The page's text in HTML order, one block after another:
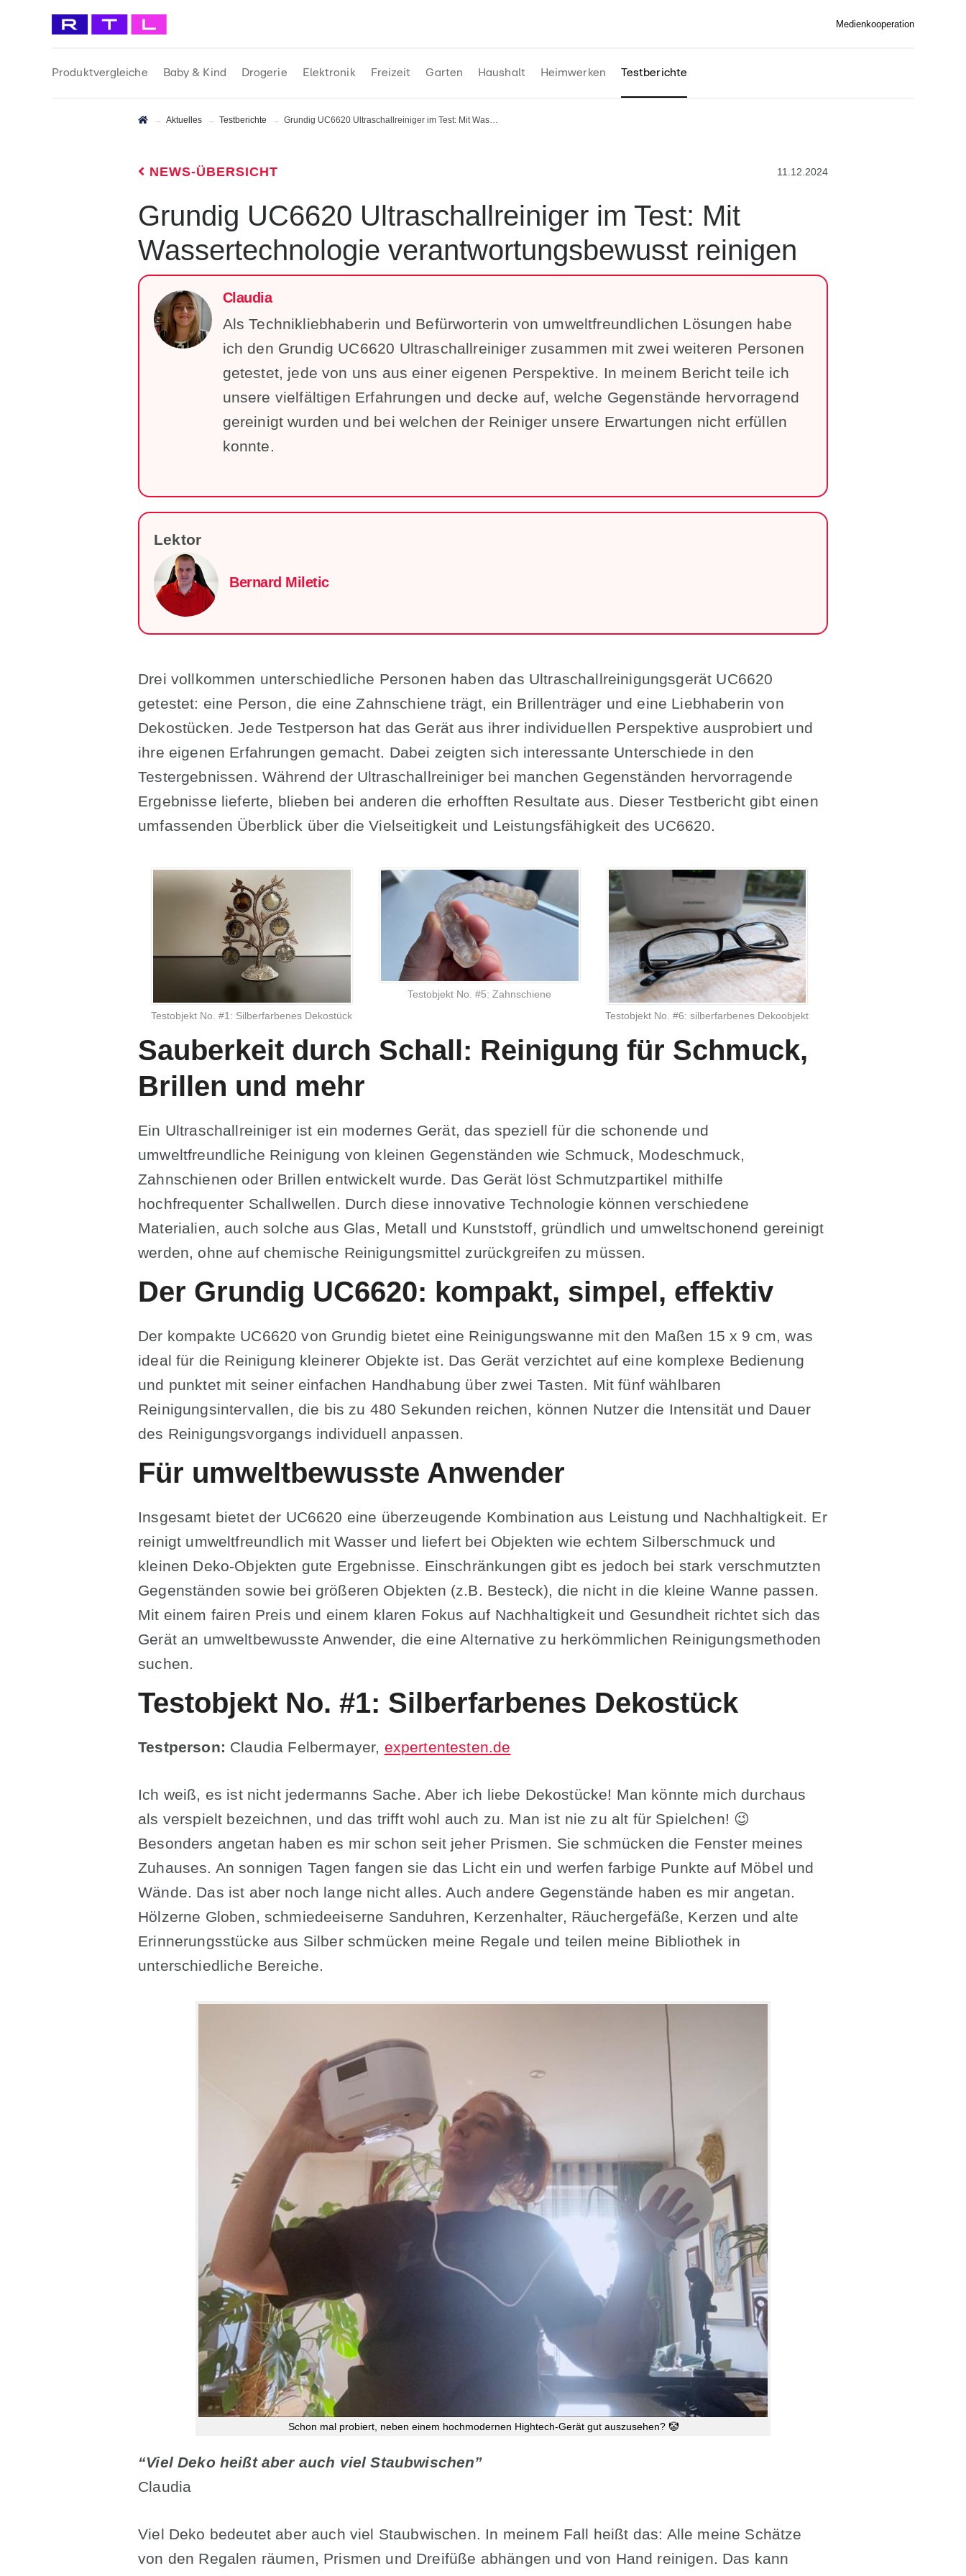
Medienkooperation
Produktvergleiche Baby & Kind Drogerie Elektronik Freizeit Garten Haushalt Heimwerken Testberichte
Aktuelles Testberichte Grundig UC6620 Ultraschallreiniger im Test: Mit Wassertechnologie verantwortungsbewusst reinigen
NEWS-ÜBERSICHT 11.12.2024
Grundig UC6620 Ultraschallreiniger im Test: Mit
Wassertechnologie verantwortungsbewusst reinigen
Claudia
Als Technikliebhaberin und Befürworterin von umweltfreundlichen Lösungen habe
ich den Grundig UC6620 Ultraschallreiniger zusammen mit zwei weiteren Personen
getestet, jede von uns aus einer eigenen Perspektive. In meinem Bericht teile ich
unsere vielfältigen Erfahrungen und decke auf, welche Gegenstände hervorragend
gereinigt wurden und bei welchen der Reiniger unsere Erwartungen nicht erfüllen
konnte.
Lektor
Bernard Miletic
Drei vollkommen unterschiedliche Personen haben das Ultraschallreinigungsgerät UC6620
getestet: eine Person, die eine Zahnschiene trägt, ein Brillenträger und eine Liebhaberin von
Dekostücken. Jede Testperson hat das Gerät aus ihrer individuellen Perspektive ausprobiert und
ihre eigenen Erfahrungen gemacht. Dabei zeigten sich interessante Unterschiede in den
Testergebnissen. Während der Ultraschallreiniger bei manchen Gegenständen hervorragende
Ergebnisse lieferte, blieben bei anderen die erhofften Resultate aus. Dieser Testbericht gibt einen
umfassenden Überblick über die Vielseitigkeit und Leistungsfähigkeit des UC6620.
Testobjekt No. #1: Silberfarbenes Dekostück
Testobjekt No. #5: Zahnschiene
Testobjekt No. #6: silberfarbenes Dekoobjekt
Sauberkeit durch Schall: Reinigung für Schmuck,
Brillen und mehr
Ein Ultraschallreiniger ist ein modernes Gerät, das speziell für die schonende und
umweltfreundliche Reinigung von kleinen Gegenständen wie Schmuck, Modeschmuck,
Zahnschienen oder Brillen entwickelt wurde. Das Gerät löst Schmutzpartikel mithilfe
hochfrequenter Schallwellen. Durch diese innovative Technologie können verschiedene
Materialien, auch solche aus Glas, Metall und Kunststoff, gründlich und umweltschonend gereinigt
werden, ohne auf chemische Reinigungsmittel zurückgreifen zu müssen.
Der Grundig UC6620: kompakt, simpel, effektiv
Der kompakte UC6620 von Grundig bietet eine Reinigungswanne mit den Maßen 15 x 9 cm, was
ideal für die Reinigung kleinerer Objekte ist. Das Gerät verzichtet auf eine komplexe Bedienung
und punktet mit seiner einfachen Handhabung über zwei Tasten. Mit fünf wählbaren
Reinigungsintervallen, die bis zu 480 Sekunden reichen, können Nutzer die Intensität und Dauer
des Reinigungsvorgangs individuell anpassen.
Für umweltbewusste Anwender
Insgesamt bietet der UC6620 eine überzeugende Kombination aus Leistung und Nachhaltigkeit. Er
reinigt umweltfreundlich mit Wasser und liefert bei Objekten wie echtem Silberschmuck und
kleinen Deko-Objekten gute Ergebnisse. Einschränkungen gibt es jedoch bei stark verschmutzten
Gegenständen sowie bei größeren Objekten (z.B. Besteck), die nicht in die kleine Wanne passen.
Mit einem fairen Preis und einem klaren Fokus auf Nachhaltigkeit und Gesundheit richtet sich das
Gerät an umweltbewusste Anwender, die eine Alternative zu herkömmlichen Reinigungsmethoden
suchen.
Testobjekt No. #1: Silberfarbenes Dekostück
Testperson: Claudia Felbermayer, expertentesten.de
Ich weiß, es ist nicht jedermanns Sache. Aber ich liebe Dekostücke! Man könnte mich durchaus
als verspielt bezeichnen, und das trifft wohl auch zu. Man ist nie zu alt für Spielchen! 😉
Besonders angetan haben es mir schon seit jeher Prismen. Sie schmücken die Fenster meines
Zuhauses. An sonnigen Tagen fangen sie das Licht ein und werfen farbige Punkte auf Möbel und
Wände. Das ist aber noch lange nicht alles. Auch andere Gegenstände haben es mir angetan.
Hölzerne Globen, schmiedeeiserne Sanduhren, Kerzenhalter, Räuchergefäße, Kerzen und alte
Erinnerungsstücke aus Silber schmücken meine Regale und teilen meine Bibliothek in
unterschiedliche Bereiche.
Schon mal probiert, neben einem hochmodernen Hightech-Gerät gut auszusehen? 🤡
“Viel Deko heißt aber auch viel Staubwischen”
Claudia
Viel Deko bedeutet aber auch viel Staubwischen. In meinem Fall heißt das: Alle meine Schätze
von den Regalen räumen, Prismen und Dreifüße abhängen und von Hand reinigen. Das kann